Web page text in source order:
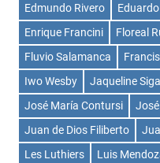
Edmundo Rivero
Enrique Francini
Floreal
Fluvio Salamanca
Iwo Wesby
Jaqueline
José María Contursi
Juan de Dios Filiberto
Les Luthiers
Luis